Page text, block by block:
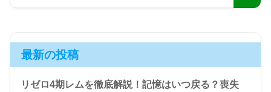
最新の投稿
リゼロ4期レムを徹底解説！記憶はいつ戻る？喪失